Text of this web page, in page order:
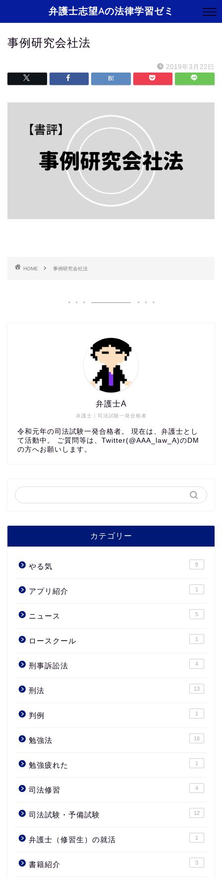
弁護士志望Aの法律学習ゼミ
事例研究会社法
2019年3月22日
HOME 事例研究会社法
弁護士｜司法試験一発合格者
弁護士A
令和元年の司法試験一発合格者。 現在は、弁護士とし
て活動中。 ご質問等は、Twitter(@AAA_law_A)のDM
の方へお願いします。
カテゴリー
やる気 8
アプリ紹介 1
ニュース 5
ロースクール 1
刑事訴訟法 4
刑法 13
判例 1
勉強法 16
勉強疲れた 1
司法修習 4
司法試験・予備試験 12
弁護士（修習生）の就活 1
書籍紹介 3